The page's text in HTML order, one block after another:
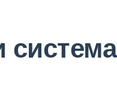
система